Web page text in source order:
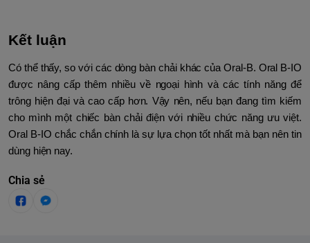
Kết luận
Có thể thấy, so với các dòng bàn chải khác của Oral-B. Oral B-IO
được nâng cấp thêm nhiều về ngoại hình và các tính năng để
trông hiện đại và cao cấp hơn. Vậy nên, nếu bạn đang tìm kiếm
cho mình một chiếc bàn chải điện với nhiều chức năng ưu việt.
Oral B-IO chắc chắn chính là sự lựa chọn tốt nhất mà bạn nên tin
dùng hiện nay.
Chia sẻ